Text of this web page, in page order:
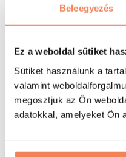
Beleegyezés
Ez a weboldal sütiket
Sütiket használunk a
valamint
megosztjuk az Ön
adatokkal, amelyeket Ön
Táskák & hátizsákok
Hátizsákok
Futás
Küzdősportok
Kerékpározás
Jóga és pilates
Úszás
Túrázás